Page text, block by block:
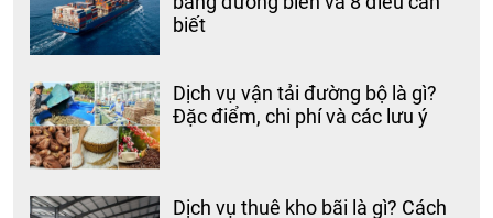
biết
Dịch vụ vận tải đường bộ là gì?
Đặc điểm, chi phí và các lưu ý
Dịch vụ thuê kho bãi là gì? Cách